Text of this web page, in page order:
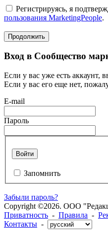
Регистрируясь, я
пользования MarketingPeople.
Продолжить
Вход в Сообщество
Если у вас уже есть аккаунт,
Если у вас его еще нет,
E-mail
Пароль
Войти
Запомнить
Забыли пароль?
Copyright ©2026. ООО
Приватность - Правила -
Контакты -